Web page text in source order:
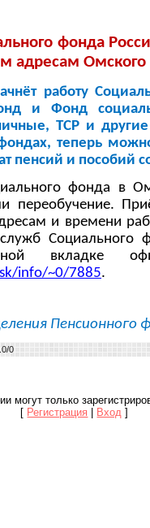
фонда
адресам
работу
и Фонд
ТСР и
теперь
пенсий и пособий
фонда в
переобучение.
и времени
служб
вкладке
info/~0/7885.
Пенсионного
/0
могут только
[ Регистрация Вход ]